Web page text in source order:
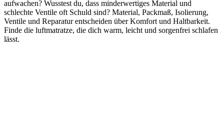
aufwachen? Wusstest du, dass minderwertiges Material und
schlechte Ventile oft Schuld sind? Material, Packmaß, Isolierung,
Ventile und Reparatur entscheiden über Komfort und Haltbarkeit.
Finde die luftmatratze, die dich warm, leicht und sorgenfrei schlafen
lässt.